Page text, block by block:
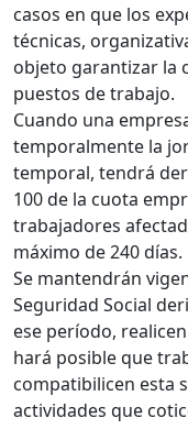
casos en que los
técnicas,
objeto garantizar la
puestos de trabajo.
Cuando una
temporalmente la
temporal, tendrá
100 de la cuota
trabajadores
máximo de 240 días.
Se mantendrán
Seguridad Social
ese período,
hará posible que
compatibilicen esta
actividades que